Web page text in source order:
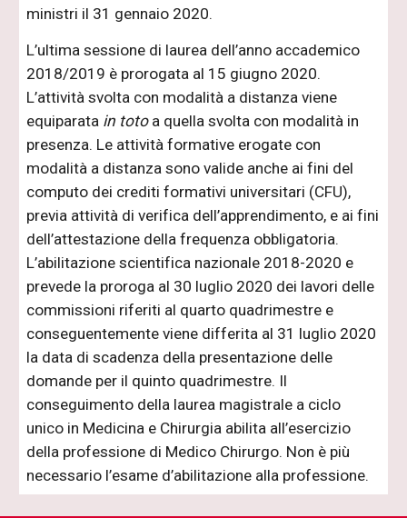
ministri il 31 gennaio 2020.
L’ultima sessione di laurea dell’anno accademico
2018/2019 è prorogata al 15 giugno 2020.
L’attività svolta con modalità a distanza viene
equiparata in toto a quella svolta con modalità in
presenza. Le attività formative erogate con
modalità a distanza sono valide anche ai fini del
computo dei crediti formativi universitari (CFU),
previa attività di verifica dell’apprendimento, e ai fini
dell’attestazione della frequenza obbligatoria.
L’abilitazione scientifica nazionale 2018-2020 e
prevede la proroga al 30 luglio 2020 dei lavori delle
commissioni riferiti al quarto quadrimestre e
conseguentemente viene differita al 31 luglio 2020
la data di scadenza della presentazione delle
domande per il quinto quadrimestre. Il
conseguimento della laurea magistrale a ciclo
unico in Medicina e Chirurgia abilita all’esercizio
della professione di Medico Chirurgo. Non è più
necessario l’esame d’abilitazione alla professione.